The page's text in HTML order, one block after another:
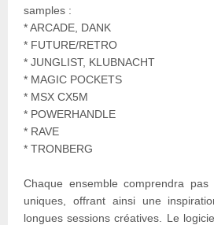
samples :
* ARCADE, DANK
* FUTURE/RETRO
* JUNGLIST, KLUBNACHT
* MAGIC POCKETS
* MSX CX5M
* POWERHANDLE
* RAVE
* TRONBERG
Chaque ensemble comprendra
uniques, offrant ainsi une
longues sessions créatives. Le